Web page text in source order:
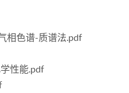
相色谱-质谱法.pdf
性能.pdf